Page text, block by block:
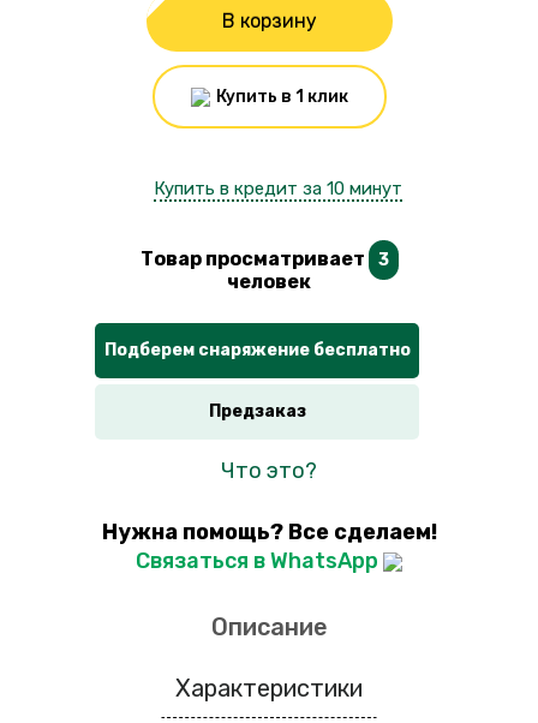
В корзину
Купить в 1 клик
Купить в кредит за 10 минут
Товар просматривает 3
человек
Подберем снаряжение бесплатно
Предзаказ
Что это?
Нужна помощь? Все сделаем!
Связаться в WhatsApp
Описание
Характеристики